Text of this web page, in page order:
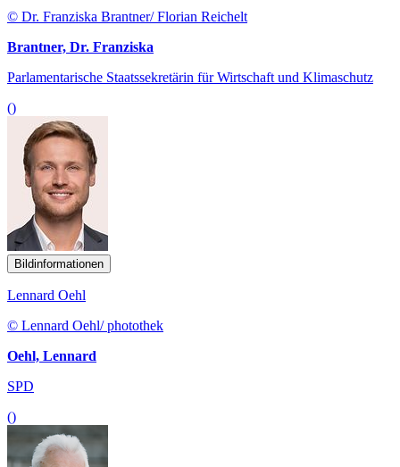
© Dr. Franziska Brantner/ Florian Reichelt
Brantner, Dr. Franziska
Parlamentarische Staatssekretärin für Wirtschaft und Klimaschutz
()
Bildinformationen
Lennard Oehl
© Lennard Oehl/ photothek
Oehl, Lennard
SPD
()